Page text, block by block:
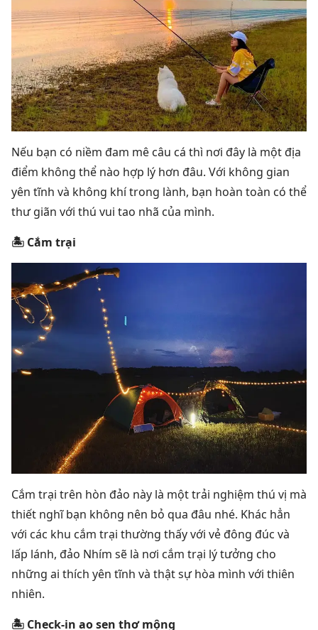
Nếu bạn có niềm đam mê câu cá thì nơi đây là một địa
điểm không thể nào hợp lý hơn đâu. Với không gian
yên tĩnh và không khí trong lành, bạn hoàn toàn có thể
thư giãn với thú vui tao nhã của mình.
🏝 Cắm trại
Cắm trại trên hòn đảo này là một trải nghiệm thú vị mà
thiết nghĩ bạn không nên bỏ qua đâu nhé. Khác hẳn
với các khu cắm trại thường thấy với vẻ đông đúc và
lấp lánh, đảo Nhím sẽ là nơi cắm trại lý tưởng cho
những ai thích yên tĩnh và thật sự hòa mình với thiên
nhiên.
🏝 Check-in ao sen thơ mộng